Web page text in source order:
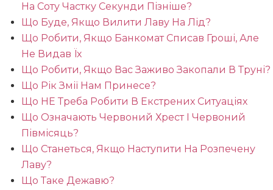
На Соту Частку Секунди Пізніше?
Що Буде, Якщо Вилити Лаву На Лід?
Що Робити, Якщо Банкомат Списав Гроші, Але
Не Видав Їх
Що Робити, Якщо Вас Заживо Закопали В Труні?
Що Рік Змії Нам Принесе?
Що НЕ Треба Робити В Екстрених Ситуаціях
Що Означають Червоний Хрест І Червоний
Півмісяць?
Що Станеться, Якщо Наступити На Розпечену
Лаву?
Що Таке Дежавю?